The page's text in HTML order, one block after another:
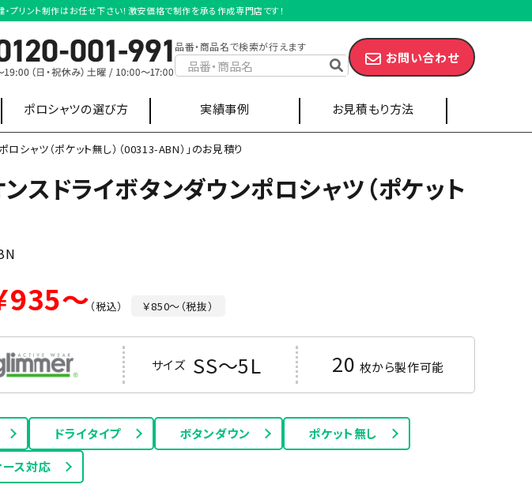
プリント制作はお任せ下さい！激安価格で制作を承る作成専門店です！
品番・商品名で検索が行えます
お問い合わせ
ト・
ー
ポロシャツの選び方
オフィス制服 スポーツ・部活
ボタンダウンポロシャツ
実績事例 お見積もり方法
ロシャツ（ポケット無し）（00313-ABN）」のお見積り
スドライボタンダウンポロシャツ（ポケット
935～ （税込） ￥850～（税抜）
サイズ SS～5L 20 枚から製作可能
ドライタイプ ボタンダウン
ポケット無し
ース対応